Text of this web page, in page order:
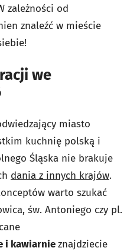
zależności od
znaleźć w mieście
we
miasto
kuchnię polską i
Śląska nie brakuje
dania z innych krajów.
warto szukać
św. Antoniego czy pl.
i kawiarnieznajdziecie